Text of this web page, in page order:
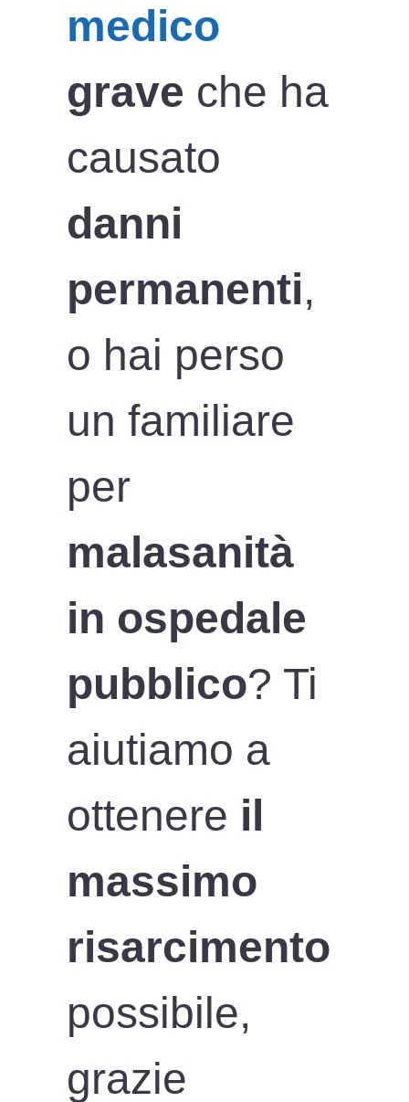
medico
grave che ha
causato
danni
permanenti,
o hai perso
un familiare
per
malasanità
in ospedale
pubblico? Ti
aiutiamo a
ottenere il
massimo
risarcimento
possibile,
grazie